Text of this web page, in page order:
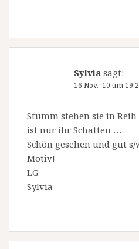
Sylvia sagt:
16 Nov. ’10 um
Stumm stehen sie in
ist nur ihr Schatten …
Schön gesehen und gut
Motiv!
LG
Sylvia